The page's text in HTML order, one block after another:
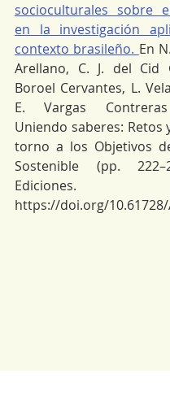
socioculturales sobre
en la investigación
contexto brasileño. En
Arellano, C. J. del Cid
Boroel Cervantes, L.
E. Vargas
Uniendo saberes: Retos
torno a los Objetivos
Sostenible (pp.
Ediciones.
https://doi.org/10.61728/